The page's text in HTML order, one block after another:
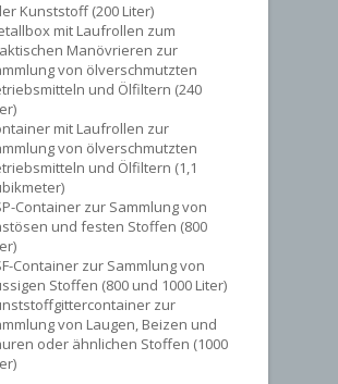
Kunststoff (200 Liter)
mit Laufrollen zum
Manövrieren zur
von ölverschmutzten
und Ölfiltern (240
mit Laufrollen zur
von ölverschmutzten
und Ölfiltern (1,1
Container zur Sammlung von
und festen Stoffen (800
Container zur Sammlung von
Stoffen (800 und 1000 Liter)
zur
von Laugen, Beizen und
oder ähnlichen Stoffen (1000